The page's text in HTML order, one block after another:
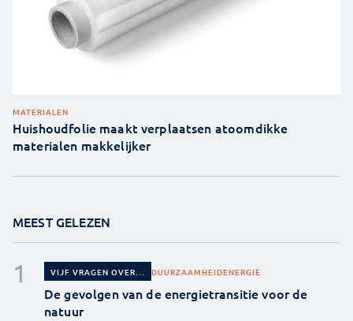
MATERIALEN
Huishoudfolie maakt verplaatsen atoomdikke
materialen makkelijker
MEEST GELEZEN
VIJF VRAGEN OVER... DUURZAAMHEIDENERGIE
De gevolgen van de energietransitie voor de
natuur